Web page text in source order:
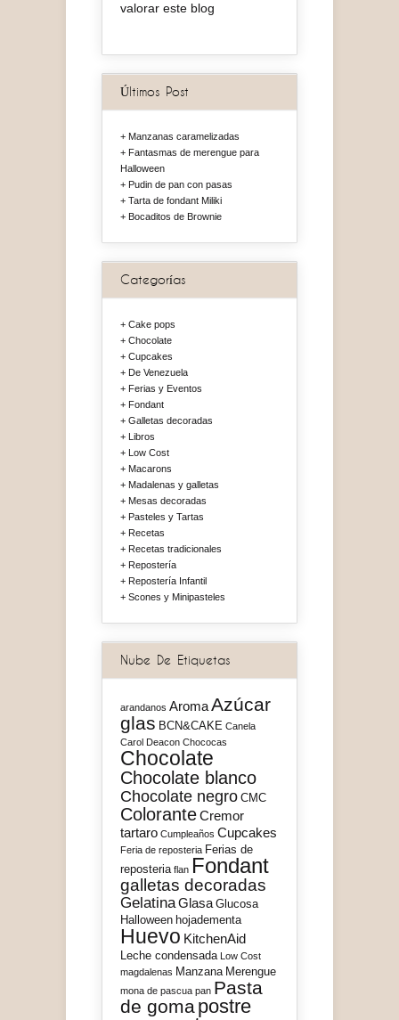
valorar este blog
Últimos Post
Manzanas caramelizadas
Fantasmas de merengue para
Halloween
Pudin de pan con pasas
Tarta de fondant Miliki
Bocaditos de Brownie
Categorías
Cake pops
Chocolate
Cupcakes
De Venezuela
Ferias y Eventos
Fondant
Galletas decoradas
Libros
Low Cost
Macarons
Madalenas y galletas
Mesas decoradas
Pasteles y Tartas
Recetas
Recetas tradicionales
Repostería
Repostería Infantil
Scones y Minipasteles
Nube De Etiquetas
arandanos AromaAzúcar
glas BCN&CAKE Canela
Carol Deacon Chococas
Chocolate
Chocolate blanco
Chocolate negro CMC
ColoranteCremor
tartaro Cumpleaños Cupcakes
Feria de reposteria Ferias de
reposteria flan Fondant
galletas decoradas
GelatinaGlasa Glucosa
Halloween hojadementa
Huevo KitchenAid
Leche condensada Low Cost
magdalenas Manzana Merengue
mona de pascua pan Pasta
de gomapostre